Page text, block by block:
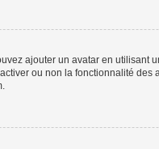
ajouter un avatar en
ou non la fonctionnalité